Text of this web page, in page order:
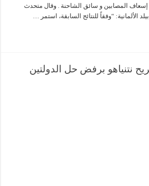
المصابين و سائق الشاحنة . وقال متحدث
الألمانية: “وفقاً للنتائج السابقة، استمر …
نتنياهو برفض حل الدولتين